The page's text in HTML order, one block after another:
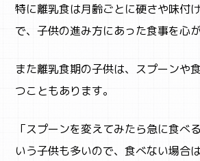
特に離乳食は月齢ごとに硬さや味付
で、子供の進み方にあった食事を心
また離乳食期の子供は、スプーンや
つこともあります。
「スプーンを変えてみたら急に食べ
いう子供も多いので、食べない場合